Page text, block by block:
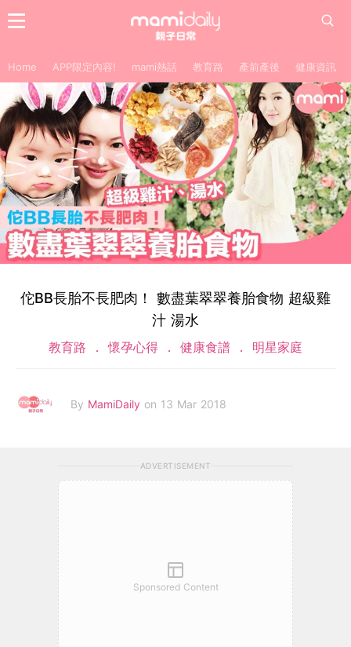
Home APP限定內容! mami熱話 教育路 產前產後 健康資訊
佗BB長胎不長肥肉！ 數盡葉翠翠養胎食物 超級雞
汁 湯水
教育路 懷孕心得 健康食譜 明星家庭
By MamiDaily on 13 Mar 2018
ADVERTISEMENT
Sponsored Content